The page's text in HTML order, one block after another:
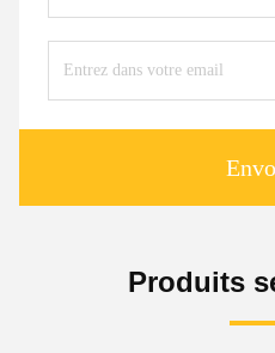
Produits